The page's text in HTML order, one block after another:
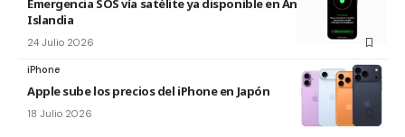
Emergencia SOS vía satélite ya disponible en Andorra e
Islandia
24 Julio 2026
iPhone
Apple sube los precios del iPhone en Japón
18 Julio 2026